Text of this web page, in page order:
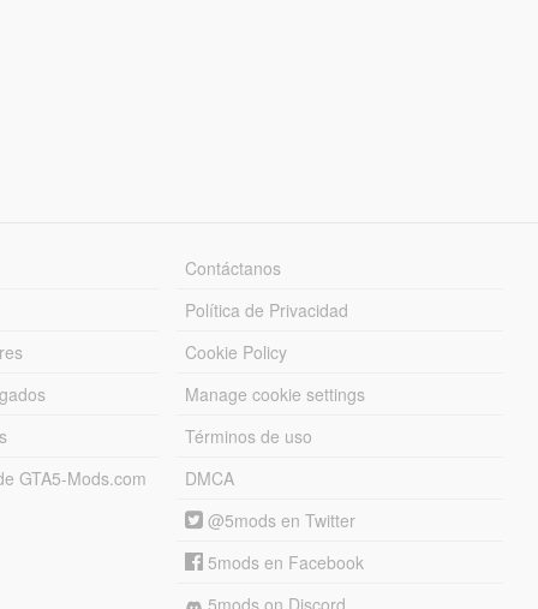
GTA5-Mods.com
Contáctanos
Política de Privacidad
Cookie Policy
Manage cookie settings
Términos de uso
DMCA
@5mods en Twitter
5mods en Facebook